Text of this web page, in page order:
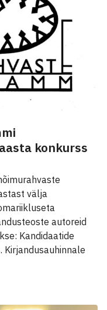
konkurss
välja
autoreid
Kandidaatide